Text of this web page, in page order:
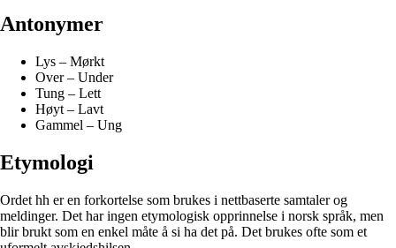
Antonymer
Lys – Mørkt
Over – Under
Tung – Lett
Høyt – Lavt
Gammel – Ung
Etymologi
Ordet hh er en forkortelse som brukes i nettbaserte samtaler og
meldinger. Det har ingen etymologisk opprinnelse i norsk språk, men
blir brukt som en enkel måte å si ha det på. Det brukes ofte som et